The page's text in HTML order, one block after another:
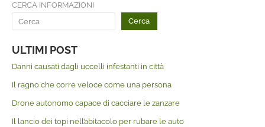
CERCA INFORMAZIONI
Cerca
ULTIMI POST
Danni causati dagli uccelli infestanti in città
Il ragno che corre veloce come una persona
Drone autonomo capace di cacciare le zanzare
Il lancio dei topi nell’abitacolo per rubare le auto